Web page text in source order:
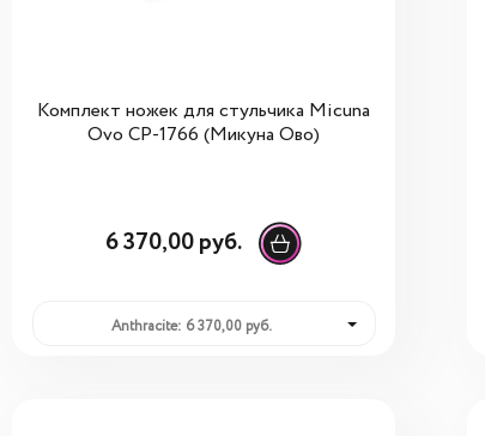
Комплект ножек для стульчика Micuna
Ovo СР-1766 (Микуна Ово)
6 370,00 руб.
Anthracite: 6 370,00 руб.